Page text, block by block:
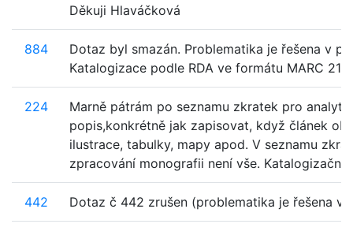
Děkuji Hlaváčková
884
Dotaz byl smazán. Problematika je řešena v
Katalogizace podle RDA ve formátu MARC 21.
224
Marně pátrám po seznamu zkratek pro
popis,konkrétně jak zapisovat, když článek
ilustrace, tabulky, mapy apod. V seznamu
zpracování monografii není vše. Katalogizační
442 Dotaz č 442 zrušen (problematika je řešena v